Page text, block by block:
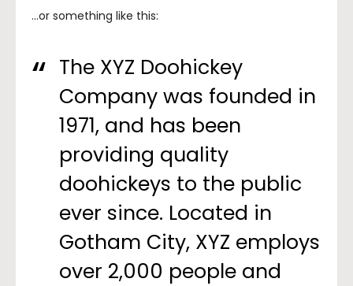
…or something like this:
The XYZ Doohickey
Company was founded in
1971, and has been
providing quality
doohickeys to the public
ever since. Located in
Gotham City, XYZ employs
over 2,000 people and